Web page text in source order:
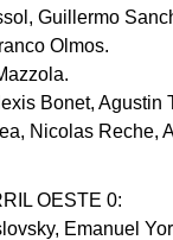
Guillermo
Olmos.
Bonet, Agustin
Nicolas Reche,
OESTE 0:
Emanuel